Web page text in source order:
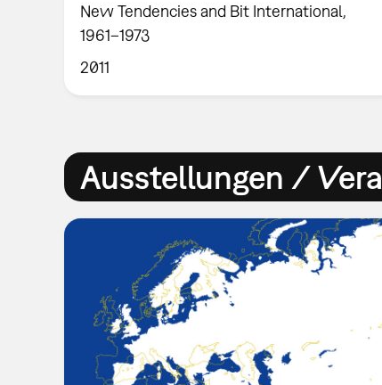
New Tendencies and Bit International,
1961–1973
2011
Ausstellungen /